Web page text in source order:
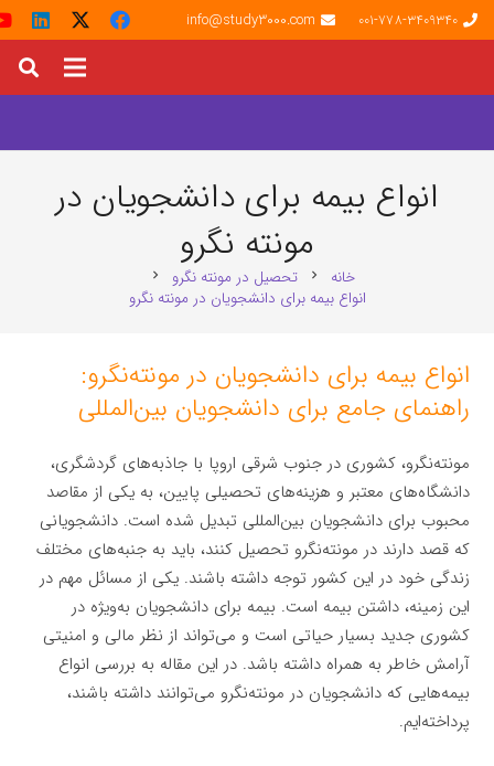
001-778-3409340
info@study3000.com
انواع بیمه برای دانشجویان در
مونته‌ نگرو
خانه chevron_right تحصیل در مونته‌ نگرو chevron_right
انواع بیمه برای دانشجویان در مونته‌ نگرو
انواع بیمه برای دانشجویان در مونته‌نگرو:
راهنمای جامع برای دانشجویان بین‌المللی
مونته‌نگرو، کشوری در جنوب شرقی اروپا با جاذبه‌های گردشگری،
دانشگاه‌های معتبر و هزینه‌های تحصیلی پایین، به یکی از مقاصد
محبوب برای دانشجویان بین‌المللی تبدیل شده است. دانشجویانی
که قصد دارند در مونته‌نگرو تحصیل کنند، باید به جنبه‌های مختلف
زندگی خود در این کشور توجه داشته باشند. یکی از مسائل مهم در
این زمینه، داشتن بیمه است. بیمه برای دانشجویان به‌ویژه در
کشوری جدید بسیار حیاتی است و می‌تواند از نظر مالی و امنیتی
آرامش خاطر به همراه داشته باشد. در این مقاله به بررسی انواع
بیمه‌هایی که دانشجویان در مونته‌نگرو می‌توانند داشته باشند،
پرداخته‌ایم.